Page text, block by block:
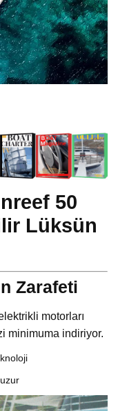
50
Lüksün
Zarafeti
motorları
minimuma indiriyor.